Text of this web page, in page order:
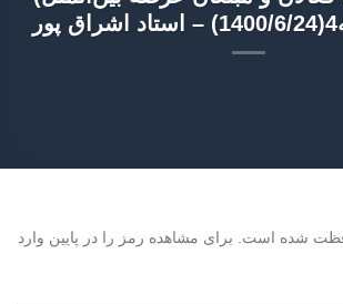
شده است. برای مشاهده رمز را در پایین وارد